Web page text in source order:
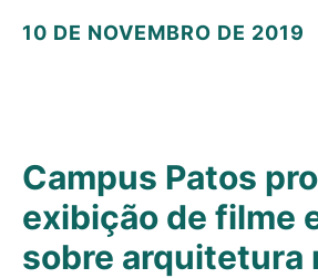
10 DE NOVEMBRO DE 2019
Campus Patos
exibição de filme
sobre arquitetura